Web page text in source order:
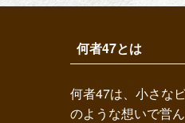
何者47とは
何者47は、小さな
のような想いで営